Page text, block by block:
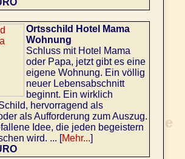
Ortsschild Hotel Mama
Wohnung
Schluss mit Hotel Mama
oder Papa, jetzt gibt es eine
eigene Wohnung. Ein völlig
neuer Lebensabschnitt
beginnt. Ein wirklich
hervorragend als
als Aufforderung zum Auszug.
Idee, die jeden begeistern
wird. ... [Mehr...]